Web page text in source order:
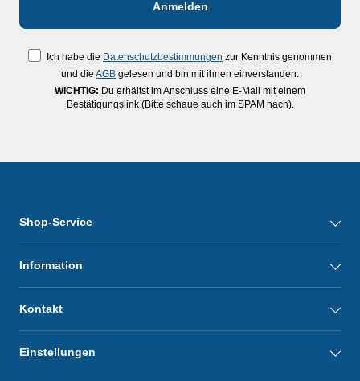
Ich habe die Datenschutzbestimmungen zur Kenntnis genommen
und die AGB gelesen und bin mit ihnen einverstanden.
WICHTIG: Du erhältst im Anschluss eine E-Mail mit einem
Bestätigungslink (Bitte schaue auch im SPAM nach).
Shop-Service
Information
Kontakt
Einstellungen